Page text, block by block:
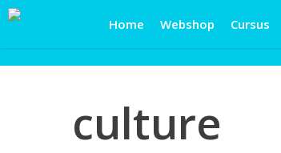
Skip
Home Webshop Cursus
culture